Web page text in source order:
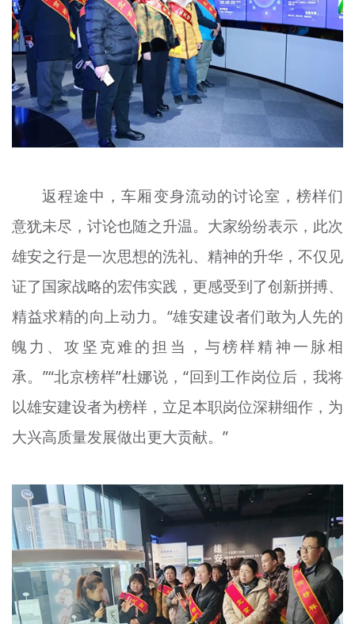
返程途中，车厢变身流动的讨论室，榜样们
意犹未尽，讨论也随之升温。大家纷纷表示，此次
雄安之行是一次思想的洗礼、精神的升华，不仅见
证了国家战略的宏伟实践，更感受到了创新拼搏、
精益求精的向上动力。“雄安建设者们敢为人先的
魄力、攻坚克难的担当，与榜样精神一脉相
承。”“北京榜样”杜娜说，“回到工作岗位后，我将
以雄安建设者为榜样，立足本职岗位深耕细作，为
大兴高质量发展做出更大贡献。”